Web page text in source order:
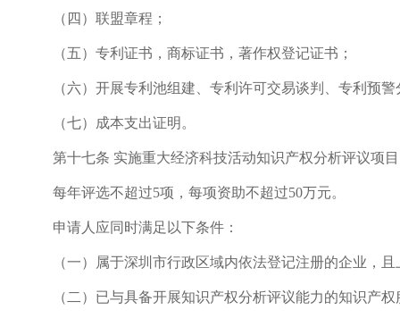
（四）联盟章程；
（五）专利证书，商标证书，著作权登记证书；
（六）开展专利池组建、专利许可交易谈判、专利预警
（七）成本支出证明。
第十七条 实施重大经济科技活动知识产权分析评议项目
每年评选不超过5项，每项资助不超过50万元。
申请人应同时满足以下条件：
（一）属于深圳市行政区域内依法登记注册的企业，且
（二）已与具备开展知识产权分析评议能力的知识产权